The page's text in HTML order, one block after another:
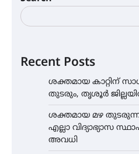
Recent Posts
ശക്തമായ കാറ്റിന്
തുടരും, തൃശൂർ
ശക്തമായ മഴ
എല്ലാ വിദ്യാഭ്യാസ
അവധി